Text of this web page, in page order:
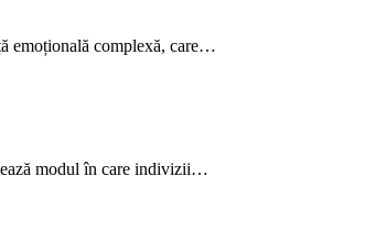
emoțională complexă, care…
modul în care indivizii…